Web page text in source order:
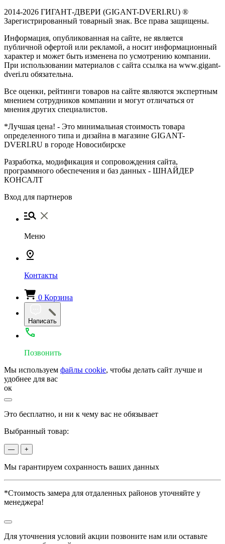
2014-2026 ГИГАНТ-ДВЕРИ (GIGANT-DVERI.RU) ®
Зарегистрированный товарный знак. Все права защищены.
Информация, опубликованная на сайте, не является
публичной офертой или рекламой, а носит информационный
характер и может быть изменена по усмотрению компании.
При использовании материалов с сайта ссылка на www.gigant-
dveri.ru обязательна.
Все оценки, рейтинги товаров на сайте являются экспертным
мнением сотрудников компании и могут отличаться от
мнения других специалистов.
*Лучшая цена! - Это минимальная стоимость товара
определенного типа и дизайна в магазине GIGANT-
DVERI.RU в городе Новосибирске
Разработка, модификация и сопровождения сайта,
программного обеспечения и баз данных - ШНАЙДЕР
КОНСАЛТ
Вход для партнеров
Меню
Контакты
0 Корзина
Написать
Позвонить
Мы используем файлы cookie, чтобы делать сайт лучше и
удобнее для вас
ок
Это бесплатно, и ни к чему вас не обязывает
Выбранный товар:
— +
Мы гарантируем сохранность ваших данных
*Стоимость замера для отдаленных районов уточняйте у
менеджера!
Для уточнения условий акции позвоните нам или оставьте